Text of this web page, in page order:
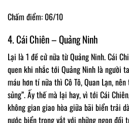
Chấm điểm: 06/10
4. Cái Chiên – Quảng Ninh
Lại là 1 đề cử nữa từ Quảng Ninh. Cái
quen khi nhắc tới Quảng Ninh là người
máu hơn tí nữa thì Cô Tô, Quan Lạn,
sủng”. Ấy thế mà lại hay, vì tới Cái
không gian giao hòa giữa bãi biển trải
nước biển trong vắt với những ngọn đồi